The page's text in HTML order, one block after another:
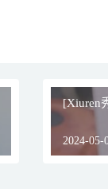
[Xiuren
2024-05-